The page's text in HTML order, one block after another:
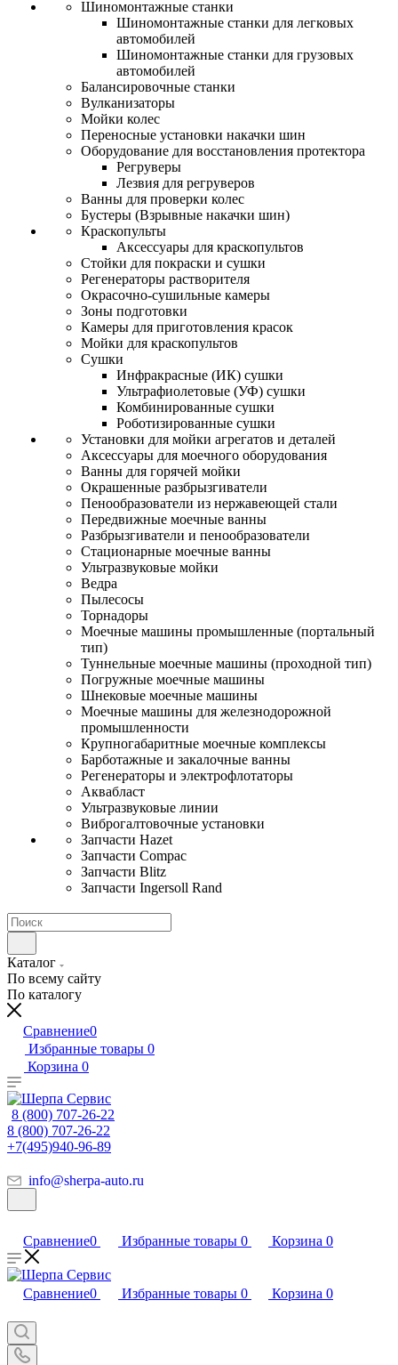
Шиномонтажные станки
Шиномонтажные станки для легковых
автомобилей
Шиномонтажные станки для грузовых
автомобилей
Балансировочные станки
Вулканизаторы
Мойки колес
Переносные установки накачки шин
Оборудование для восстановления протектора
Регруверы
Лезвия для регруверов
Ванны для проверки колес
Бустеры (Взрывные накачки шин)
Краскопульты
Аксессуары для краскопультов
Стойки для покраски и сушки
Регенераторы растворителя
Окрасочно-сушильные камеры
Зоны подготовки
Камеры для приготовления красок
Мойки для краскопультов
Сушки
Инфракрасные (ИК) сушки
Ультрафиолетовые (УФ) сушки
Комбинированные сушки
Роботизированные сушки
Установки для мойки агрегатов и деталей
Аксессуары для моечного оборудования
Ванны для горячей мойки
Окрашенные разбрызгиватели
Пенообразователи из нержавеющей стали
Передвижные моечные ванны
Разбрызгиватели и пенообразователи
Стационарные моечные ванны
Ультразвуковые мойки
Ведра
Пылесосы
Торнадоры
Моечные машины промышленные (портальный
тип)
Туннельные моечные машины (проходной тип)
Погружные моечные машины
Шнековые моечные машины
Моечные машины для железнодорожной
промышленности
Крупногабаритные моечные комплексы
Барботажные и закалочные ванны
Регенераторы и электрофлотаторы
Аквабласт
Ультразвуковые линии
Виброгалтовочные установки
Запчасти Hazet
Запчасти Compac
Запчасти Blitz
Запчасти Ingersoll Rand
Каталог
По всему сайту
По каталогу
Сравнение0
Избранные товары 0
Корзина 0
8 (800) 707-26-22
8 (800) 707-26-22
+7(495)940-96-89
info@sherpa-auto.ru
Сравнение0 Избранные товары 0 Корзина 0
Сравнение0 Избранные товары 0 Корзина 0